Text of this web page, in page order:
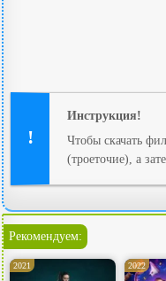
Инструкция!
Чтобы скачать
(троеточие), а
Рекомендуем:
2021 2022